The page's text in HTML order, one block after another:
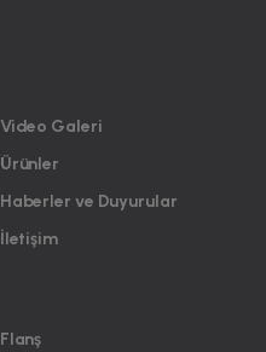
Video Galeri
Ürünler
Haberler ve Duyurular
İletişim
Flanş